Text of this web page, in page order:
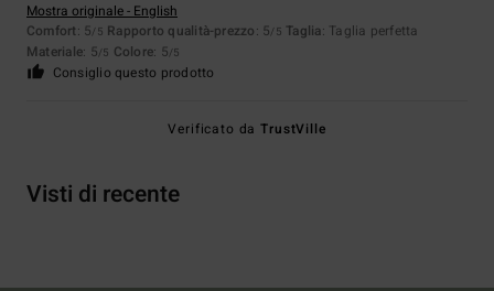
Mostra originale - English
Comfort: 5/5 Rapporto qualità-prezzo: 5/5 Taglia: Taglia perfetta
Materiale: 5/5 Colore: 5/5
Consiglio questo prodotto
Verificato daTrustVille
Visti di recente